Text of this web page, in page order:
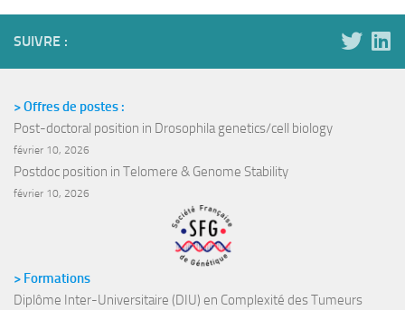
SUIVRE :
> Offres de postes :
Post-doctoral position in Drosophila genetics/cell biology
février 10, 2026
Postdoc position in Telomere & Genome Stability
février 10, 2026
> Formations
Diplôme Inter-Universitaire (DIU) en Complexité des Tumeurs